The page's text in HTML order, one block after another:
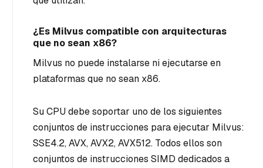
¿Es Milvus compatible con arquitecturas
que no sean x86?
Milvus no puede instalarse ni ejecutarse en
plataformas que no sean x86.
Su CPU debe soportar uno de los siguientes
conjuntos de instrucciones para ejecutar Milvus:
SSE4.2, AVX, AVX2, AVX512. Todos ellos son
conjuntos de instrucciones SIMD dedicados a